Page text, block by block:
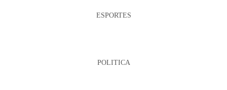
ESPORTES
POLITICA